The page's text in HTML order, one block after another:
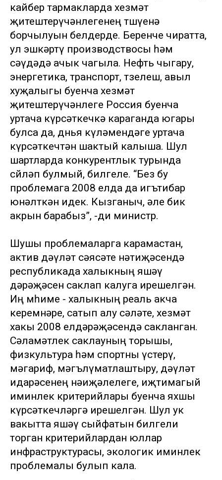
кайбер тармакларда хезмәт
җитештерүчәнлегенең төшүенә
борчылуын белдерде. Беренче чиратта,
ул эшкәртү производствосы һәм
сәүдәдә ачык чагыла. Нефть чыгару,
энергетика, транспорт, төзелеш, авыл
хуҗалыгы буенча хезмәт
җитештерүчәнлеге Россия буенча
уртача күрсәткечкә караганда югары
булса да, дөнья күләмендәге уртача
күрсәткечтән шактый калыша. Шул
шартларда конкурентлык турында
сөйләп булмый, билгеле. “Без бу
проблемага 2008 елда да игътибар
юнәлткән идек. Кызганыч, әле бик
акрын барабыз”, -ди министр.
Шушы проблемаларга карамастан,
актив дәүләт сәясәте нәтиҗәсендә
республикада халыкның яшәү
дәрәҗәсен саклап калуга ирешелгән.
Иң мөһиме - халыкның реаль акча
керемнәре, сатып алу сәләте, хезмәт
хакы 2008 елдәрәҗәсендә сакланган.
Сәламәтлек саклауның торышы,
физкультура һәм спортны үстерү,
мәгариф, мәгълүматлаштыру, дәүләт
идарәсенең нәиҗәлелеге, иҗтимагый
иминлек критерийлары буенча яхшы
күрсәткечләргә ирешелгән. Шул ук
вакытта яшәү сыйфатын билгели
торган критерийлардан юллар
инфраструктурасы, экологик иминлек
проблемалы булып кала.